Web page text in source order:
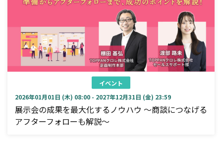
イベント
2026年01月01日 (木) 08:00 - 2027年12月31日 (金) 23:59
展示会の成果を最大化するノウハウ ～商談につなげる
アフターフォローも解説～